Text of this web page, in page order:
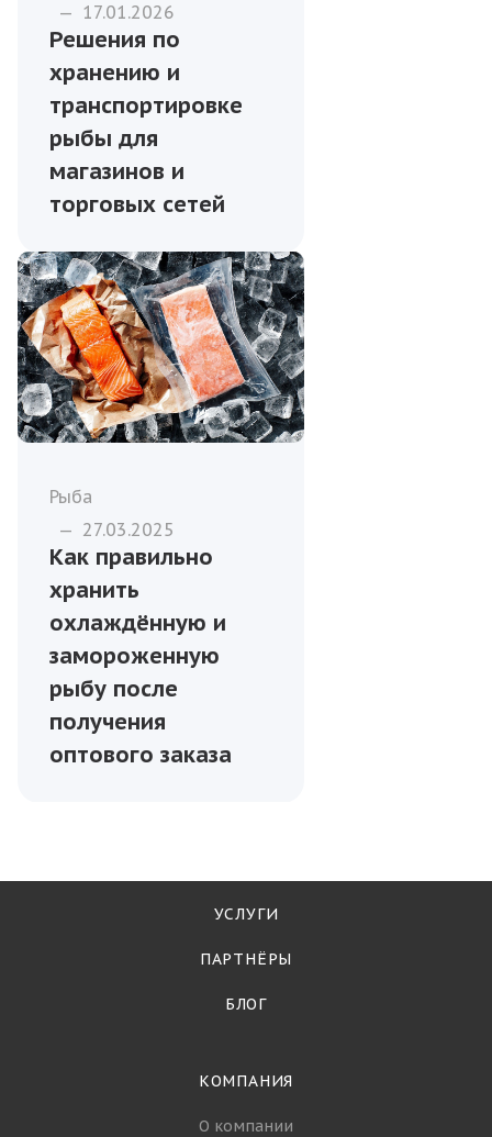
— 17.01.2026
Решения по
хранению и
транспортировке
рыбы для
магазинов и
торговых сетей
Рыба
— 27.03.2025
Как правильно
хранить
охлаждённую и
замороженную
рыбу после
получения
оптового заказа
УСЛУГИ
ПАРТНЁРЫ
БЛОГ
КОМПАНИЯ
О компании